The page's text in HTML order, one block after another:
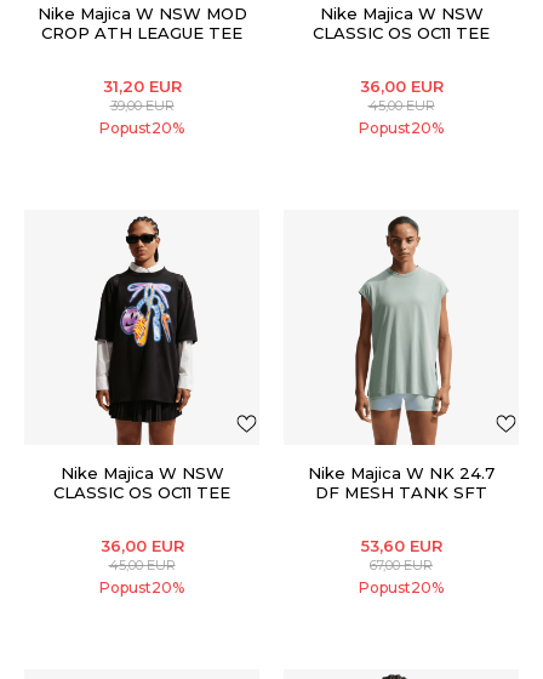
Nike Majica W NSW MOD
CROP ATH LEAGUE TEE
31,20 EUR
39,00EUR
Popust20%
Nike Majica W NSW
CLASSIC OS OC11 TEE
36,00 EUR
45,00EUR
Popust20%
Nike Majica W NSW
CLASSIC OS OC11 TEE
36,00 EUR
45,00EUR
Popust20%
Nike Majica W NK 24.7
DF MESH TANK SFT
53,60 EUR
67,00EUR
Popust20%